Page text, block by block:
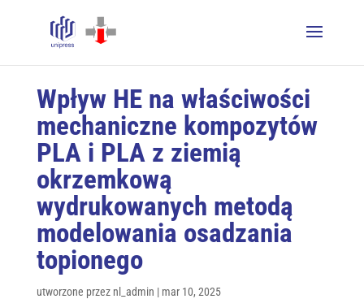
Wpływ HE na właściwości
mechaniczne kompozytów
PLA i PLA z ziemią
okrzemkową
wydrukowanych metodą
modelowania osadzania
topionego
utworzone przez nl_admin | mar 10, 2025